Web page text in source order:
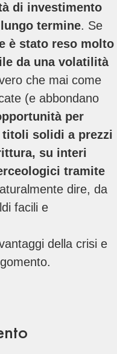
di investimento
termine. Se
è stato reso molto
da una volatilità
che mai come
(e abbondano
per
titoli solidi a prezzi
su interi
tramite
dire, da
facili e
della crisi e